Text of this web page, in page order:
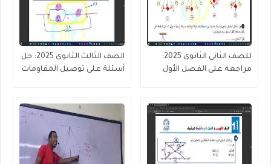
للصف الثانى الثانوى 2025:
مراجعة على الفصل الأول
الصف الثالث الثانوى 2025: حل
أسئلة على توصيل المقاومات